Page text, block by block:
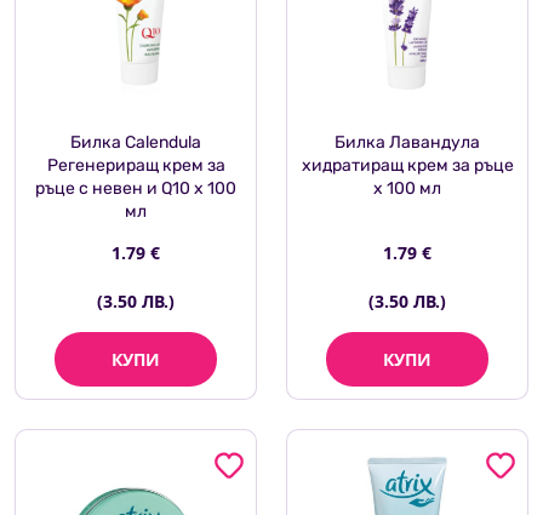
Билка Calendula
Регенериращ крем за
ръце с невен и Q10 х 100
мл
1.79 €
(3.50 ЛВ.)
КУПИ
Билка Лавандула
хидратиращ крем за ръце
х 100 мл
1.79 €
(3.50 ЛВ.)
КУПИ